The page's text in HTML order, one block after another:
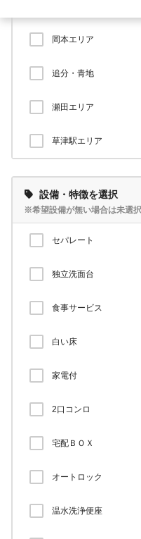
岡本エリア
追分・青地
瀬田エリア
草津駅エリア
設備・特徴を選択
※希望設備が無い場合は未選
セパレート
独立洗面台
食事サービス
白い床
家電付
2口コンロ
宅配ＢＯＸ
オートロック
温水洗浄便座